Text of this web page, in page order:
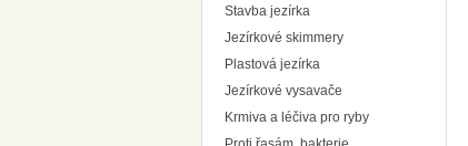
Stavba jezírka
Jezírkové skimmery
Plastová jezírka
Jezírkové vysavače
Krmiva a léčiva pro ryby